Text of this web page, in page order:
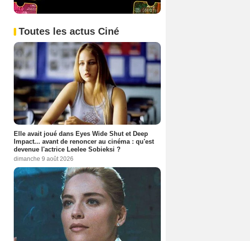
Toutes les actus Ciné
Elle avait joué dans Eyes Wide Shut et Deep
Impact... avant de renoncer au cinéma : qu'est
devenue l'actrice Leelee Sobieksi ?
dimanche 9 août 2026